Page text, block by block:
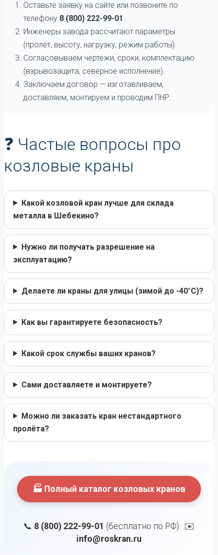
Оставьте заявку на сайте или позвоните по
телефону 8 (800) 222-99-01 .
Инженеры завода рассчитают параметры
(пролёт, высоту, нагрузку, режим работы).
Согласовываем чертежи, сроки, комплектацию
(взрывозащита, северное исполнение).
Заключаем договор — изготавливаем,
доставляем, монтируем и проводим ПНР.
❓ Частые вопросы про
козловые краны
Какой козловой кран лучше для склада
металла в Шебекино?
Нужно ли получать разрешение на
эксплуатацию?
Делаете ли краны для улицы (зимой до -40°C)?
Как вы гарантируете безопасность?
Какой срок службы ваших кранов?
Сами доставляете и монтируете?
Можно ли заказать кран нестандартного
пролёта?
🏭 Полный каталог козловых кранов
📞 8 (800) 222-99-01 (бесплатно по РФ) · ✉️
info@roskran.ru